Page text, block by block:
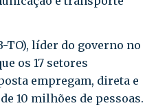
TO), líder do governo no
os 17 setores
empregam, direta e
10 milhões de pessoas.